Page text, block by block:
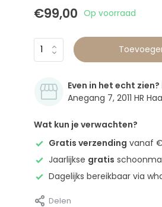
€99,00 Op voorraad
Even in het echt
Anegang 7, 2011 HR
Wat kun je verwachten?
Gratis verzending vanaf
Jaarlijkse gratis
Dagelijks bereikbaar via
Delen